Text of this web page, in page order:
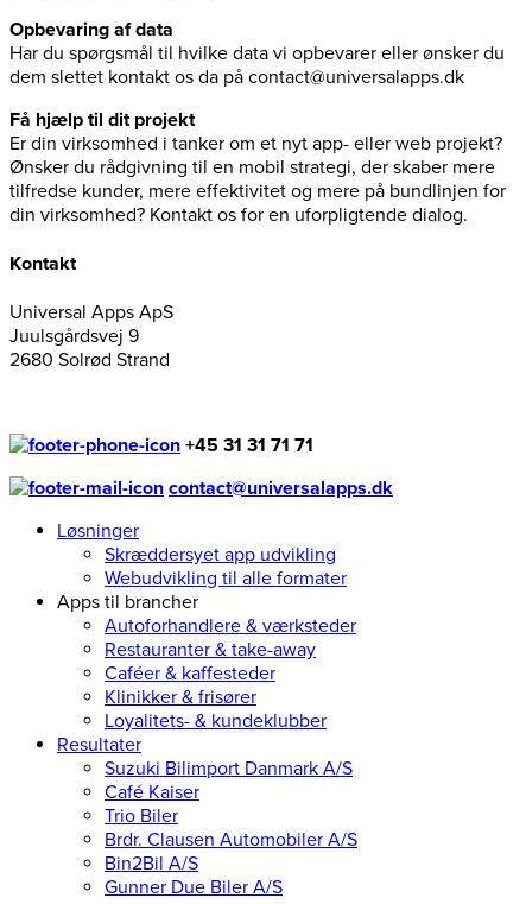
Opbevaring af data
Har du spørgsmål til hvilke data vi opbevarer eller ønsker du
dem slettet kontakt os da på contact@universalapps.dk
Få hjælp til dit projekt
Er din virksomhed i tanker om et nyt app- eller web projekt?
Ønsker du rådgivning til en mobil strategi, der skaber mere
tilfredse kunder, mere effektivitet og mere på bundlinjen for
din virksomhed? Kontakt os for en uforpligtende dialog.
Kontakt
Universal Apps ApS
Juulsgårdsvej 9
2680 Solrød Strand
+45 31 31 71 71
contact@universalapps.dk
Løsninger
Skræddersyet app udvikling
Webudvikling til alle formater
Apps til brancher
Autoforhandlere & værksteder
Restauranter & take-away
Caféer & kaffesteder
Klinikker & frisører
Loyalitets- & kundeklubber
Resultater
Suzuki Bilimport Danmark A/S
Café Kaiser
Trio Biler
Brdr. Clausen Automobiler A/S
Bin2Bil A/S
Gunner Due Biler A/S